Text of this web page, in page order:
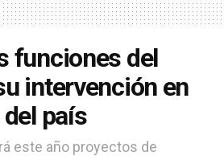
funciones del
intervención en
país
este año proyectos de